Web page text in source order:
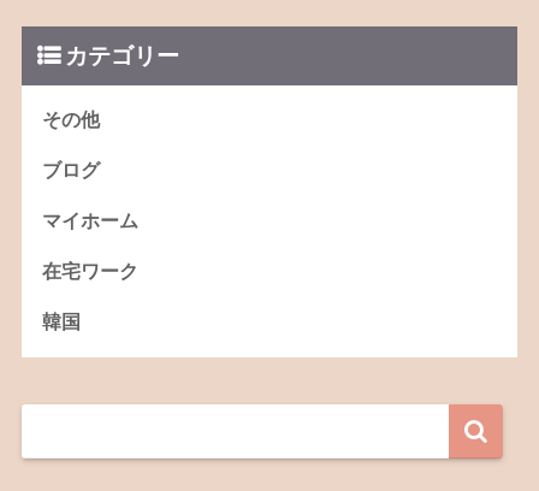
カテゴリー
その他
ブログ
マイホーム
在宅ワーク
韓国